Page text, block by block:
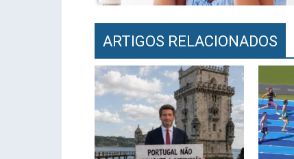
ARTIGOS RELACIONADOS